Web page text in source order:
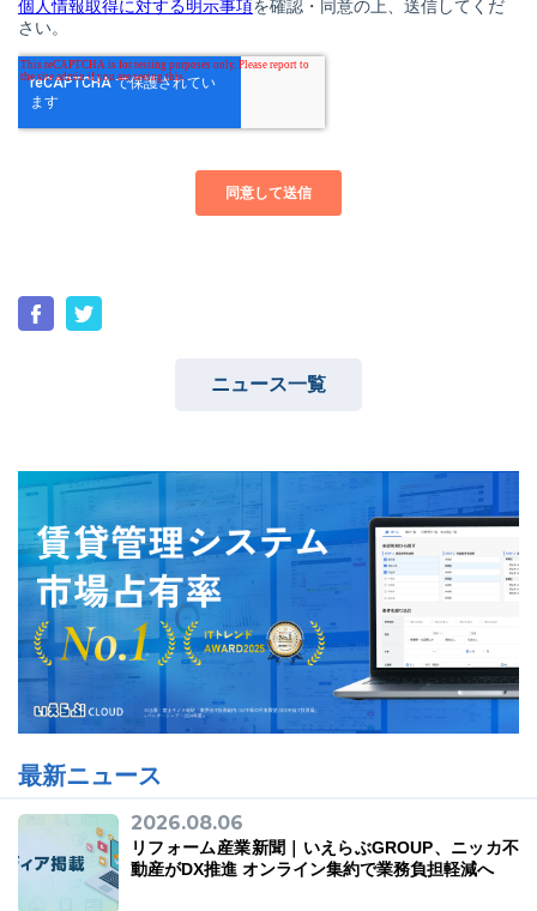
ニュース一覧
最新ニュース
2026.08.06
リフォーム産業新聞｜いえらぶGROUP、ニッカ不
動産がDX推進 オンライン集約で業務負担軽減へ